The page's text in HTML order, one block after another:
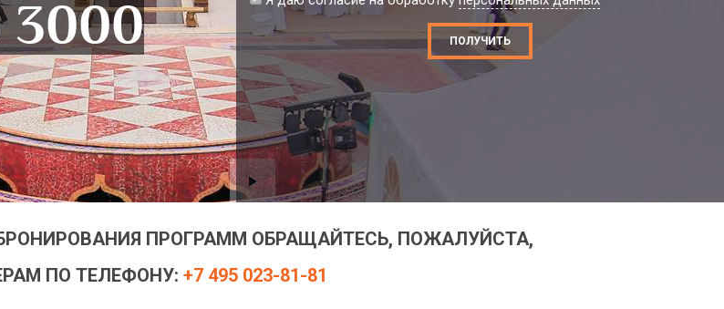
3000
ПОЛУЧИТЬ
ПРОГРАММ ОБРАЩАЙТЕСЬ, ПОЖАЛУЙСТА,
ПО ТЕЛЕФОНУ: +7 495 023-81-81